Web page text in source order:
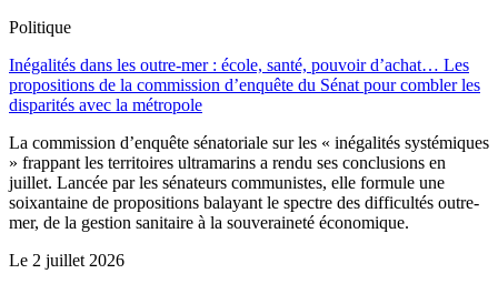
Politique
Inégalités dans les outre-mer : école, santé, pouvoir d’achat… Les
propositions de la commission d’enquête du Sénat pour combler les
disparités avec la métropole
La commission d’enquête sénatoriale sur les « inégalités systémiques
» frappant les territoires ultramarins a rendu ses conclusions en
juillet. Lancée par les sénateurs communistes, elle formule une
soixantaine de propositions balayant le spectre des difficultés outre-
mer, de la gestion sanitaire à la souveraineté économique.
Le 2 juillet 2026